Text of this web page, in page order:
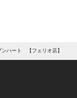
ハート 【フェリオ店】